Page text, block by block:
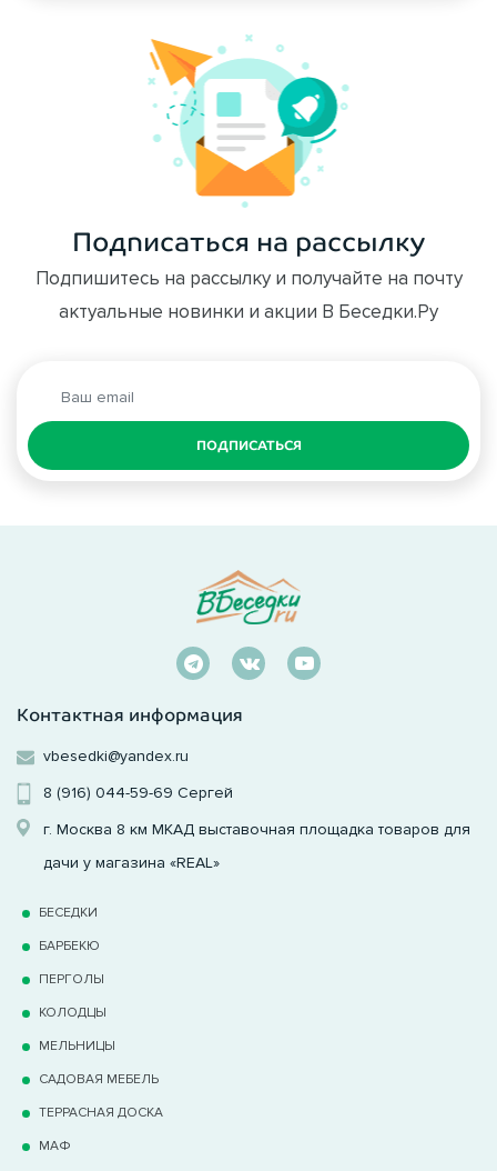
Подписаться на рассылку
Подпишитесь на рассылку и получайте на почту
актуальные новинки и акции В Беседки.Ру
ПОДПИСАТЬСЯ
Контактная информация
vbesedki@yandex.ru
8 (916) 044-59-69 Сергей
г. Москва 8 км МКАД выставочная площадка товаров для
дачи у магазина «REAL»
БЕСЕДКИ
БАРБЕКЮ
ПЕРГОЛЫ
КОЛОДЦЫ
МЕЛЬНИЦЫ
САДОВАЯ МЕБЕЛЬ
ТЕРРАCНАЯ ДОСКА
МАФ